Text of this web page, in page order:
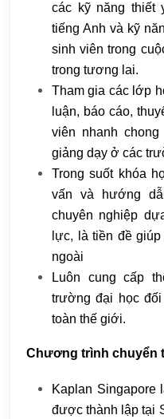
các kỹ năng thiết
tiếng Anh và kỹ
sinh viên trong
trong tương lai.
Tham gia các lớp
luận, báo cáo,
viên nhanh
giảng dạy ở các
Trong suốt khóa
vấn và hướng
chuyên nghiệp
lực, là tiền đề
ngoài
Luôn cung cấp
trường đại học
toàn thế giới.
Chương trình chuyển
Kaplan Singapore
được thành lập tại